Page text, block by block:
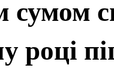
сумом
році